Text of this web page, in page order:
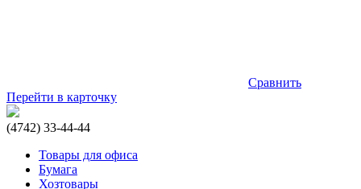
Сравнить
Перейти в карточку
(4742) 33-44-44
Товары для офиса
Бумага
Хозтовары